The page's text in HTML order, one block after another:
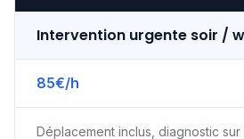
Intervention urgente soir /
85€/h
Déplacement inclus, diagnostic sur